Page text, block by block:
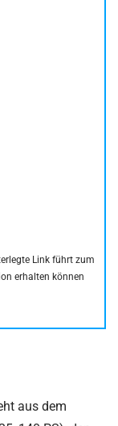
Link führt zum
erhalten können
aus dem